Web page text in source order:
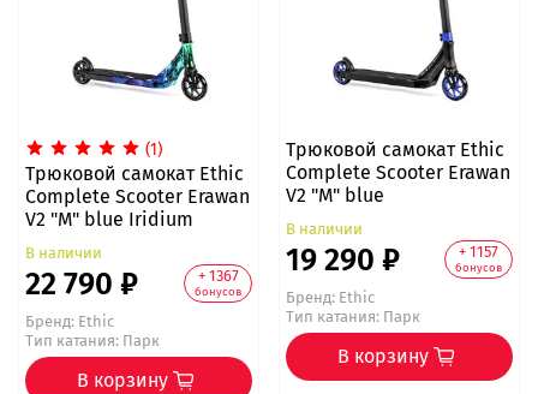
(1)
Трюковой самокат Ethic
Complete Scooter Erawan
V2 "M" blue Iridium
В наличии
22 790 ₽ + 1367
бонусов
Бренд:Ethic
Тип катания: Парк
В корзину
Трюковой самокат Ethic
Complete Scooter Erawan
V2 "M" blue
В наличии
19 290 ₽ + 1157
бонусов
Бренд:Ethic
Тип катания: Парк
В корзину